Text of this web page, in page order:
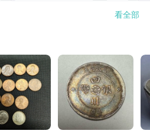
看全部